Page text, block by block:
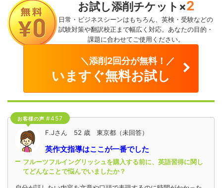
お試し添削チケット×2
日常・ビジネスシーンはもちろん、英検・受験などの
試験対策や翻訳校正まで幅広く対応。あなたの目的・
課題に合わせてご使用ください。
＼添削2回分が無料！／
いますぐ無料お試し
お客様の声 #457
F.Jさん 52 歳 東京都（未回答）
英作文指導はここが一番でした
フルーツフルイングリッシュを購入する前に、英語習得に関し
てどんなことで悩んでいましたか？